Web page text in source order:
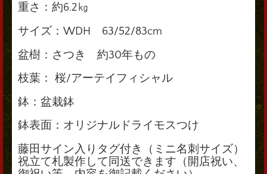
重さ：約6.2㎏
サイズ：WDH 63/52/83cm
盆樹：さつき 約30年もの
枝葉： 桜/アーテイフィシャル
鉢：盆栽鉢
鉢表面：オリジナルドライモスつけ
藤田サイン入りタグ付き（ミニ名刺サイズ）
祝立て札製作して同送できます（開店祝い、